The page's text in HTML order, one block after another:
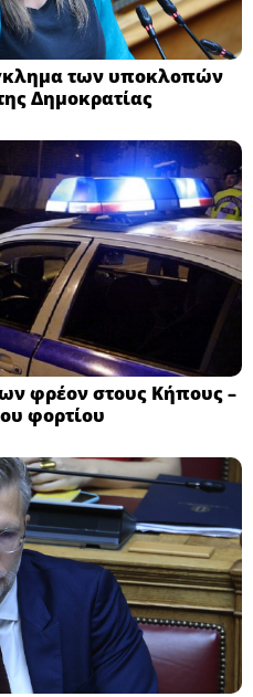
των υποκλοπών
Δημοκρατίας
φρέον στους Κήπους –
φορτίου